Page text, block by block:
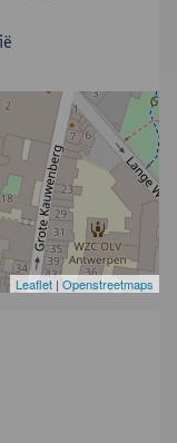
Leaflet | Openstreetmaps